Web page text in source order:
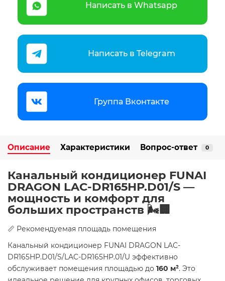
Написать в Whatsapp
Написать в Telegram
Группа Вконтакте
Описание Характеристики Вопрос-ответ 0
Канальный кондиционер FUNAI
DRAGON LAC-DR165HP.D01/S —
мощность и комфорт для
больших пространств 🌬️🏢
📏 Рекомендуемая площадь помещения
Канальный кондиционер FUNAI DRAGON LAC-
DR165HP.D01/S/LAC-DR165HP.01/U эффективно
обслуживает помещения площадью до 160 м². Это